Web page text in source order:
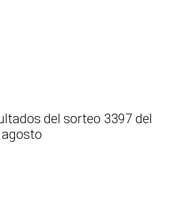
del sorteo 3397 del